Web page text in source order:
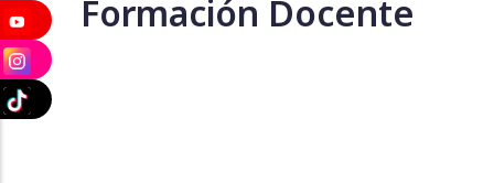
Formación Docente